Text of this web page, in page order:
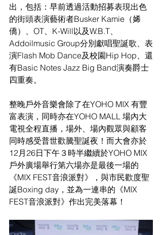
出，包括：早前透過活動招募表現出色
的街頭表演藝術者Busker Kamie（㛓
僑）、OT、K-Will以及W.B.T、
Addoilmusic Group分別獻唱聖誕歌、表
演Flash Mob Dance及校園Hip Hop、還
有Basic Notes Jazz Big Band演奏爵士
四重奏。
整晚戶外音樂會除了在YOHO MIX 有豐
富表演，同時亦在YOHO MALL 場內大
電視全程直播，場外、場內觀眾與顧客
同時感受普世歡騰聖誕夜！而大會亦於
12月26日下午３時半繼續於YOHO MIX
戶外廣場舉行第六場亦是最後一場的
《MIX FEST音浪派對》，與市民歡度聖
誕Boxing day，並為一連串的《MIX
FEST音浪派對》作出完美落幕！